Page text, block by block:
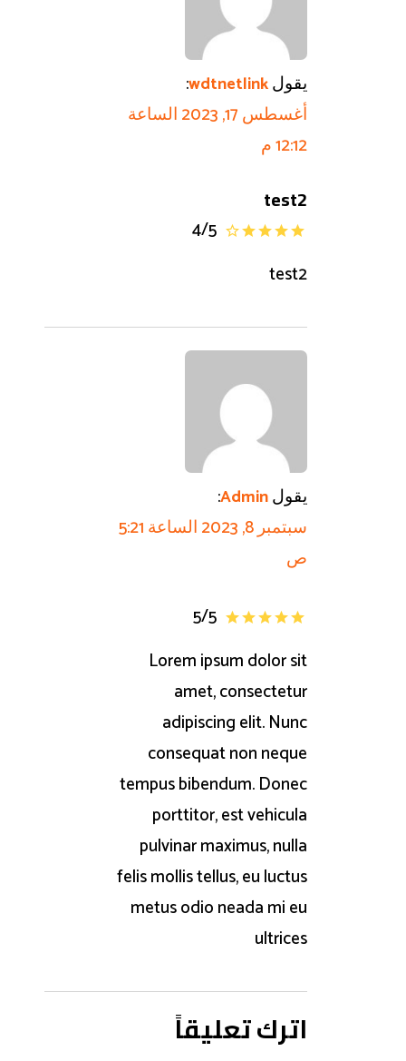
test2
4/5
test2
يقولwdtnetlink
:
أغسطس 17, 2023 الساعة
12:12 م
5/5
Lorem ipsum dolor sit
amet, consectetur
adipiscing elit. Nunc
consequat non neque
tempus bibendum. Donec
porttitor, est vehicula
pulvinar maximus, nulla
felis mollis tellus, eu luctus
metus odio neada mi eu
ultrices
يقولAdmin
:
سبتمبر 8, 2023 الساعة 5:21
ص
اترك تعليقاً